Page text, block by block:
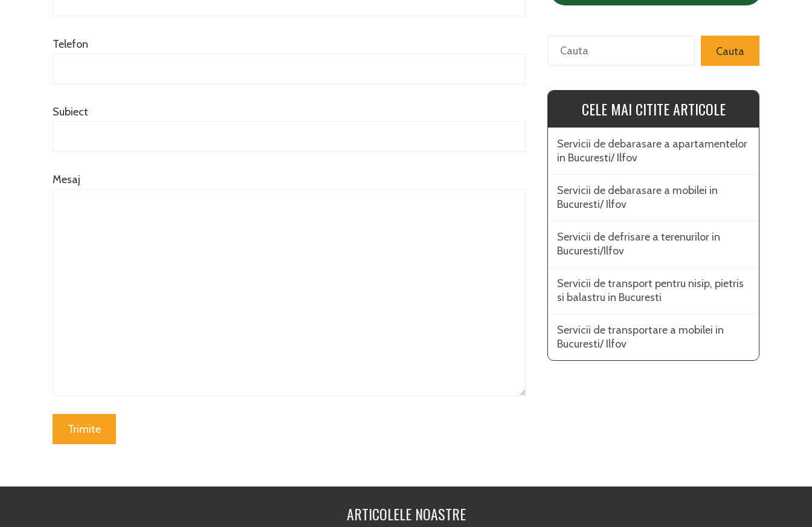
Telefon
Subiect
Mesaj
Search Cauta
CELE MAI CITITE ARTICOLE
Servicii de debarasare a apartamentelor
in Bucuresti/ Ilfov
Servicii de debarasare a mobilei in
Bucuresti/ Ilfov
Servicii de defrisare a terenurilor in
Bucuresti/Ilfov
Servicii de transport pentru nisip, pietris
si balastru in Bucuresti
Servicii de transportare a mobilei in
Bucuresti/ Ilfov
ARTICOLELE NOASTRE